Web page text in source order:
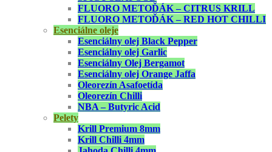
FLUORO METOĎÁK – CITRUS KRILL
FLUORO METOĎÁK – RED HOT CHILLI
Esenciálne oleje
Esenciálny olej Black Pepper
Esenciálny olej Garlic
Esenciálny Olej Bergamot
Esenciálny olej Orange Jaffa
Oleorezín Asafoetída
Oleorezín Chilli
NBA – Butyric Acid
Pelety
Krill Premium 8mm
Krill Chilli 4mm